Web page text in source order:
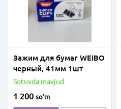
Зажим для бумаг WEIBO
черный, 41мм 1шт
Sotuvda mavjud
1 200 so'm